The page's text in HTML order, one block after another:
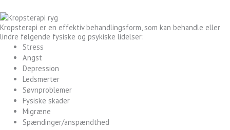
Kropsterapi er en effektiv behandlingsform, som kan behandle eller
lindre følgende fysiske og psykiske lidelser:
Stress
Angst
Depression
Ledsmerter
Søvnproblemer
Fysiske skader
Migræne
Spændinger/anspændthed